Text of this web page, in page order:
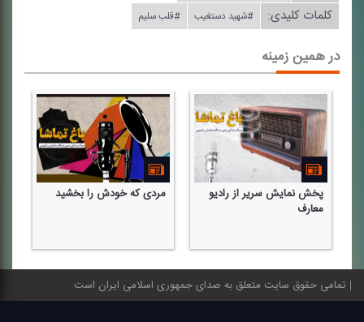
کلمات کلیدی:
#شهید دستغیب #قلب سلیم
در همین زمینه
پخش نمایش سریر از رادیو
معارف
مردی كه خودش را بخشید
تمامی حقوق سایت متعلق به صدای جمهوری اسلامی ایران است